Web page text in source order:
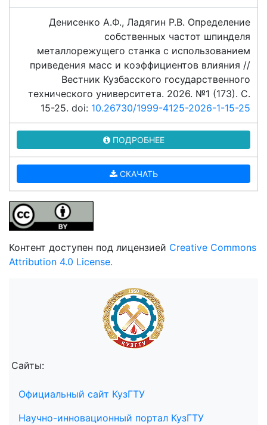
Денисенко А.Ф., Ладягин Р.В. Определение
собственных частот шпинделя
металлорежущего станка с использованием
приведения масс и коэффициентов влияния //
Вестник Кузбасского государственного
технического университета. 2026. №1 (173). C.
15-25. doi: 10.26730/1999-4125-2026-1-15-25
ПОДРОБНЕЕ
СКАЧАТЬ
Контент доступен под лицензией Creative Commons
Attribution 4.0 License.
Сайты:
Официальный сайт КузГТУ
Научно-инновационный портал КузГТУ